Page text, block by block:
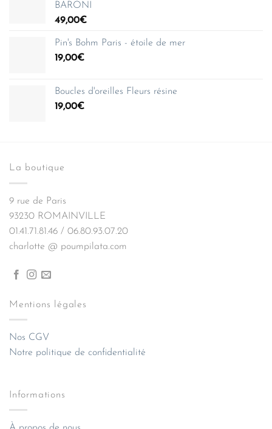
BARONI
49,00€
Pin's Bohm Paris - étoile de mer
19,00€
Boucles d'oreilles Fleurs résine
19,00€
La boutique
9 rue de Paris
93230 ROMAINVILLE
01.41.71.81.46 / 06.80.93.07.20
charlotte @ poumpilata.com
Mentions légales
Nos CGV
Notre politique de confidentialité
Informations